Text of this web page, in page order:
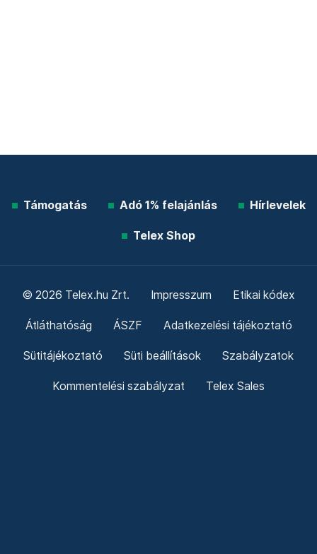
Támogatás Adó 1% felajánlás Hírlevelek
Telex Shop
© 2026 Telex.hu Zrt. Impresszum Etikai kódex
Átláthatóság ÁSZF Adatkezelési tájékoztató
Sütitájékoztató Süti beállítások Szabályzatok
Kommentelési szabályzat Telex Sales